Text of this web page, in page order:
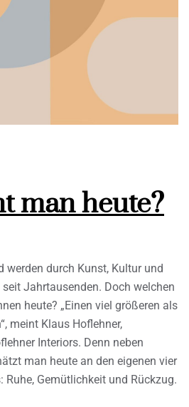
man heute?
werden durch Kunst, Kultur und
Jahrtausenden. Doch welchen
heute? „Einen viel größeren als
meint Klaus Hoflehner,
Interiors. Denn neben
man heute an den eigenen vier
Ruhe, Gemütlichkeit und Rückzug.